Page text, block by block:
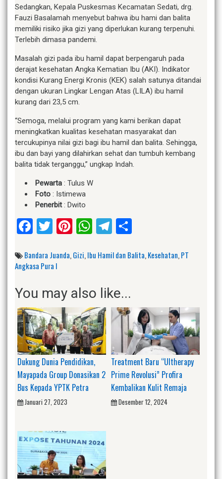
Sedangkan, Kepala Puskesmas Kecamatan Sedati, drg.
Fauzi Basalamah menyebut bahwa ibu hami dan balita
memiliki risiko jika gizi yang diperlukan kurang terpenuhi.
Terlebih dimasa pandemi.
Masalah gizi pada ibu hamil dapat berpengaruh pada
derajat kesehatan Angka Kematian Ibu (AKI). Indikator
kondisi Kurang Energi Kronis (KEK) salah satunya ditandai
dengan ukuran Lingkar Lengan Atas (LILA) ibu hamil
kurang dari 23,5 cm.
“Semoga, melalui program yang kami berikan dapat
meningkatkan kualitas kesehatan masyarakat dan
tercukupinya nilai gizi bagi ibu hamil dan balita. Sehingga,
ibu dan bayi yang dilahirkan sehat dan tumbuh kembang
balita tidak terganggu,” ungkap Indah.
Pewarta : Tulus W
Foto : Istimewa
Penerbit: Dwito
Facebook
Twitter
Pinterest
WhatsApp
Telegram
Bandara Juanda,Gizi,Ibu Hamil dan Balita,Kesehatan,PT
Angkasa Pura I
You may also like...
Dukung Dunia Pendidikan,
Mayapada Group Donasikan 2
Bus Kepada YPTK Petra
Januari 27, 2023
Treatment Baru “Ultherapy
Prime Revolusi” Profira
Kembalikan Kulit Remaja
Desember 12, 2024